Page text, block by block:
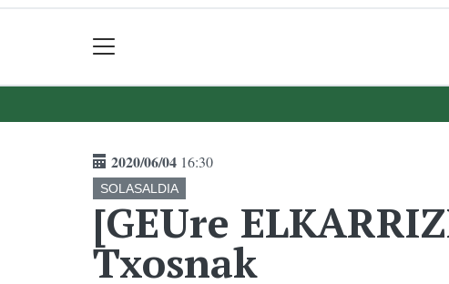
2020/06/04 16:30
SOLASALDIA
[GEUre
Txosnak